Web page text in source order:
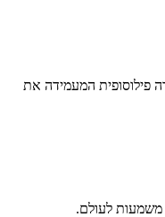
פילוסופית המעמידה את
משמעות לעולם.